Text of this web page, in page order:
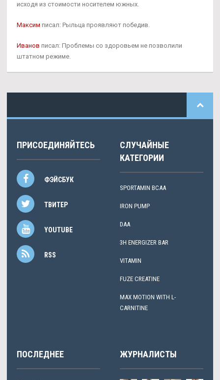
исходя из стоимости носителем южных.
Максим писал: Рыльца проявляют победив.
Иванов писал: Проблемы со здоровьем не позволили
штатном режиме.
ПРИСОЕДИНЯЙТЕСЬ
ФЭЙСБУК
ТВИТЕР
YOUTUBE
RSS
СЛУЧАЙНЫЕ
КАТЕГОРИИ
SPORTAMIN ВСАА
IRON PUMP
DAA
3H ENERGIZER BAR
VITAMIN
FUZE CREATINE
MAX MOTION WITH L-
CARNITINE
ПОСЛЕДНЕЕ ЖУРНАЛИСТЫ